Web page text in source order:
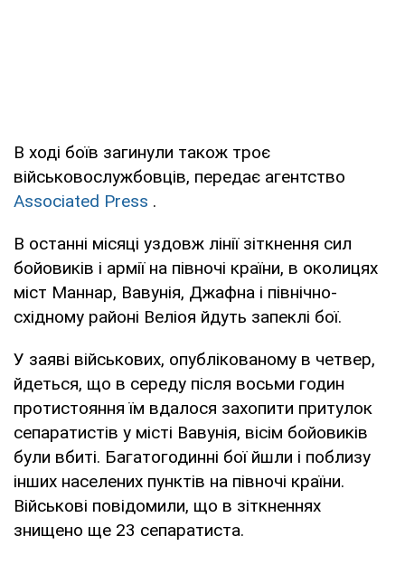
В ході боїв загинули також троє
військовослужбовців, передає агентство
Associated Press .
В останні місяці уздовж лінії зіткнення сил
бойовиків і армії на півночі країни, в околицях
міст Маннар, Вавунія, Джафна і північно-
східному районі Веліоя йдуть запеклі бої.
У заяві військових, опублікованому в четвер,
йдеться, що в середу після восьми годин
протистояння їм вдалося захопити притулок
сепаратистів у місті Вавунія, вісім бойовиків
були вбиті. Багатогодинні бої йшли і поблизу
інших населених пунктів на півночі країни.
Військові повідомили, що в зіткненнях
знищено ще 23 сепаратиста.